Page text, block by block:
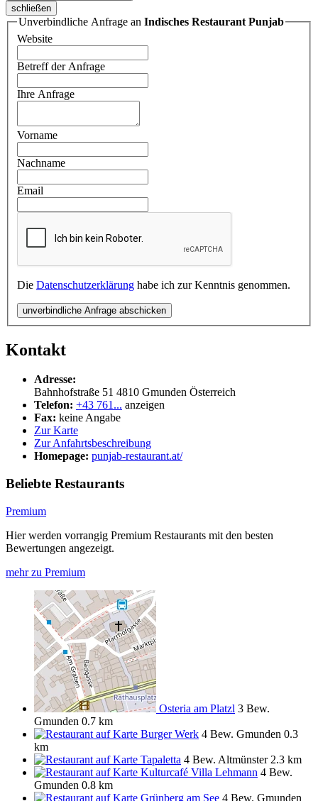
schließen
Unverbindliche Anfrage an Indisches Restaurant Punjab
Website
Betreff der Anfrage
Ihre Anfrage
Vorname
Nachname
Email
Die Datenschutzerklärung habe ich zur Kenntnis genommen.
unverbindliche Anfrage abschicken
Kontakt
Adresse:
Bahnhofstraße 51 4810 Gmunden Österreich
Telefon: +43 761... anzeigen
Fax: keine Angabe
Zur Karte
Zur Anfahrtsbeschreibung
Homepage: punjab-restaurant.at/
Beliebte Restaurants
Premium
Hier werden vorrangig Premium Restaurants mit den besten
Bewertungen angezeigt.
mehr zu Premium
Osteria am Platzl 3 Bew.
Gmunden 0.7 km
Burger Werk 4 Bew. Gmunden 0.3
km
Tapaletta 4 Bew. Altmünster 2.3 km
Kulturcafé Villa Lehmann 4 Bew.
Gmunden 0.8 km
Grünberg am See 4 Bew. Gmunden